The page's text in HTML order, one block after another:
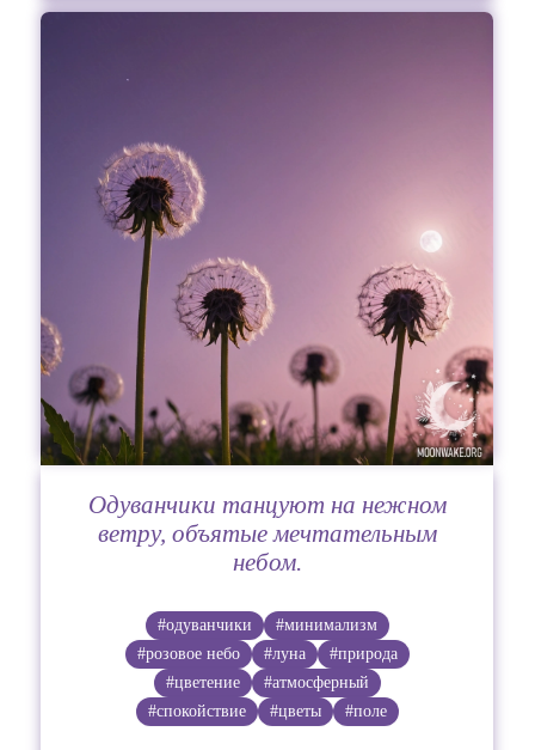
Одуванчики танцуют на нежном
ветру, объятые мечтательным
небом.
#одуванчики
#минимализм
#розовое небо
#луна
#природа
#цветение
#атмосферный
#спокойствие
#цветы #поле